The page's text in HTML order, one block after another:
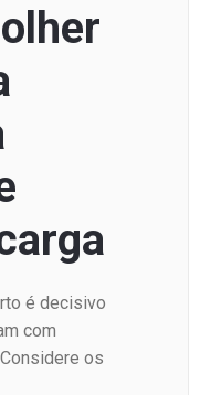
é decisivo
com
os